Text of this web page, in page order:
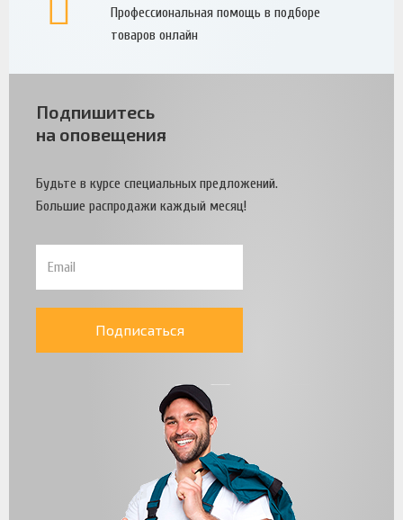
Профессиональная помощь в подборе
товаров онлайн
Подпишитесь
на оповещения
Будьте в курсе специальных предложений.
Большие распродажи каждый месяц!
Подписаться